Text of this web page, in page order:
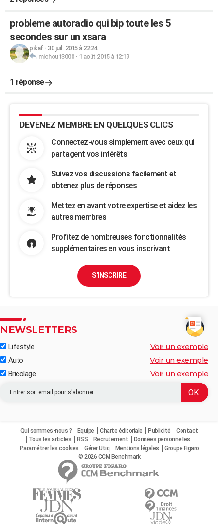
probleme autoradio qui bip toute les 5
secondes sur un xsara
pikaf- 30 juil. 2015 à 22:24
michou13000- 1 août 2015 à 12:19
1 réponse
DEVENEZ MEMBRE EN QUELQUES CLICS
Connectez-vous simplement avec ceux qui
partagent vos intérêts
Suivez vos discussions facilement et
obtenez plus de réponses
Mettez en avant votre expertise et aidez les
autres membres
Profitez de nombreuses fonctionnalités
supplémentaires en vous inscrivant
S'INSCRIRE
NEWSLETTERS
Lifestyle Voir un exemple
Auto Voir un exemple
Bricolage Voir un exemple
Qui sommes-nous ? Equipe Charte éditoriale Publicité
Contact
Tous les articles
RSS Recrutement
Données personnelles
Paramétrer les cookies
Gérer Utiq Mentions légales
Groupe Figaro
© 2026 CCM Benchmark